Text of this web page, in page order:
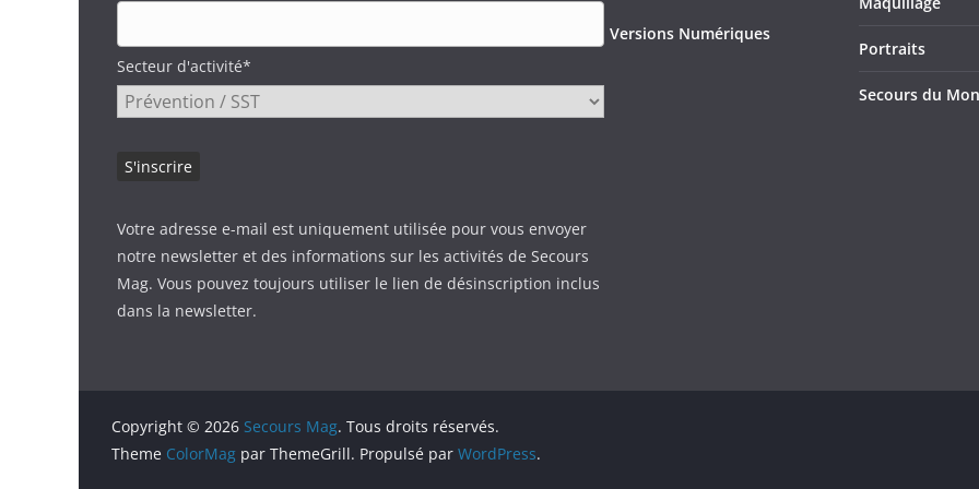
Secteur d'activité*
Votre adresse e-mail est uniquement utilisée pour vous envoyer
notre newsletter et des informations sur les activités de Secours
Mag. Vous pouvez toujours utiliser le lien de désinscription inclus
dans la newsletter.
Versions Numériques
Portraits
Secours du
Copyright © 2026 Secours Mag. Tous droits réservés.
Theme ColorMag par ThemeGrill. Propulsé par WordPress.